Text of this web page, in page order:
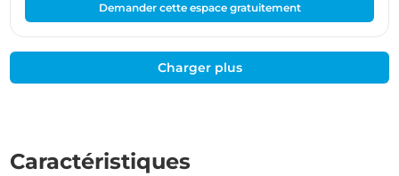
Demander cette espace gratuitement
Charger plus
Caractéristiques